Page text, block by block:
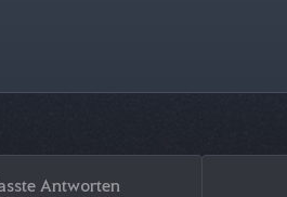
Antworten